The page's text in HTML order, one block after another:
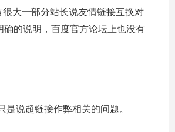
大一部分站长说友情链接互换对
的说明，百度官方论坛上也没有
说超链接作弊相关的问题。